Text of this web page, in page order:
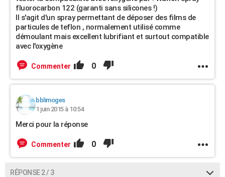
fluorocarbon 122 (garanti sans silicones !)
Il s'agit d'un spray permettant de déposer des films de
particules de teflon , normalement utilisé comme
démoulant mais excellent lubrifiant et surtout compatible
avec l'oxygène
Commenter 0
bblimoges
1 juin 2015 à 10:54
Merci pour la réponse
Commenter 0
RÉPONSE 2 / 3